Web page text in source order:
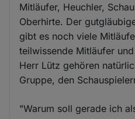
Mitläufer, Heuchler,
Oberhirte. Der
gibt es noch viele
teilwissende Mitläufer
Herr Lütz gehören
Gruppe, den
"Warum soll gerade ich